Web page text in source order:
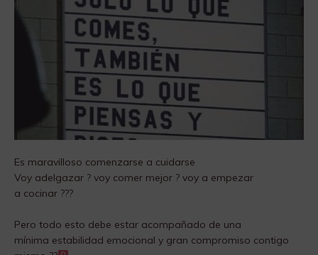
Es maravilloso comenzarse a cuidarse
Voy adelgazar ? voy comer mejor ? voy a empezar
a cocinar ??‍?
Pero todo esto debe estar acompañado de una
mínima estabilidad emocional y gran compromiso contigo